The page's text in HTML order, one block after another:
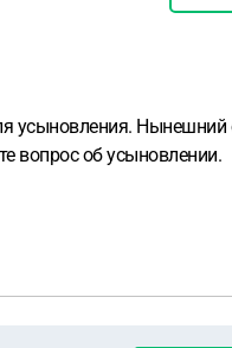
усыновления. Нынешний
вопрос об усыновлении.